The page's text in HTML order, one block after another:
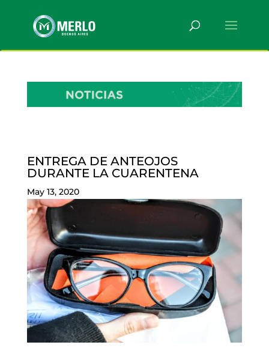
ENTREGA DE ANTEOJOS
DURANTE LA CUARENTENA
May 13, 2020